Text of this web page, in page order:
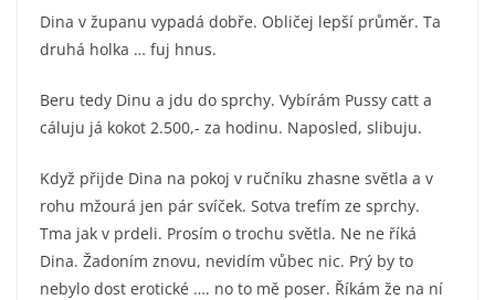
Dina v županu vypadá dobře. Obličej lepší průměr. Ta
druhá holka … fuj hnus.
Beru tedy Dinu a jdu do sprchy. Vybírám Pussy catt a
cáluju já kokot 2.500,- za hodinu. Naposled, slibuju.
Když přijde Dina na pokoj v ručníku zhasne světla a v
rohu mžourá jen pár svíček. Sotva trefím ze sprchy.
Tma jak v prdeli. Prosím o trochu světla. Ne ne říká
Dina. Žadoním znovu, nevidím vůbec nic. Prý by to
nebylo dost erotické …. no to mě poser. Říkám že na ní